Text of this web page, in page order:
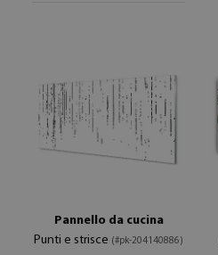
Pannello da cucina
Punti e strisce (#pk-204140886)